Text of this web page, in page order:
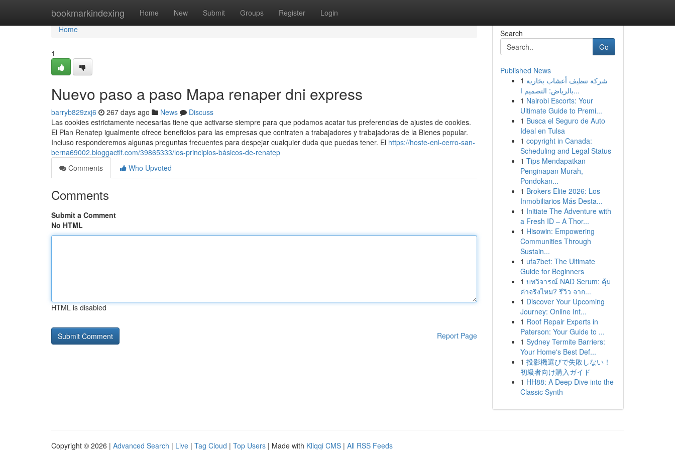
bookmarkindexing Home New Submit Groups Register Login
Home
Home
1
Nuevo paso a paso Mapa renaper dni express
barryb829zxj6 267 days ago News
Discuss
Las cookies estrictamente necesarias tiene que activarse siempre para que podamos acatar tus preferencias de ajustes de cookies.
El Plan Renatep igualmente ofrece beneficios para las empresas que contraten a trabajadores y trabajadoras de la Bienes popular.
Incluso responderemos algunas preguntas frecuentes para despejar‍ cualquier duda que ⁢puedas tener. El https://hoste-enl-cerro-san-
berna69002.bloggactif.com/39865333/los-principios-básicos-de-renatep
Comments
Who Upvoted
Comments
Submit a Comment
No HTML
HTML is disabled
Report Page
Search
Go
Published News
1 شركة تنظيف أعشاب بخارية
بالرياض: التصميم ا...
1 Nairobi Escorts: Your
Ultimate Guide to Premi...
1 Busca el Seguro de Auto
Ideal en Tulsa
1 copyright in Canada:
Scheduling and Legal Status
1 Tips Mendapatkan
Penginapan Murah,
Pondokan...
1 Brokers Elite 2026: Los
Inmobiliarios Más Desta...
1 Initiate The Adventure with
a Fresh ID – A Thor...
1 Hisowin: Empowering
Communities Through
Sustain...
1 ufa7bet: The Ultimate
Guide for Beginners
1 บทวิจารณ์ NAD Serum: คุ้ม
ค่าจริงไหม? รีวิว จาก...
1 Discover Your Upcoming
Journey: Online Int...
1 Roof Repair Experts in
Paterson: Your Guide to ...
1 Sydney Termite Barriers:
Your Home's Best Def...
1 投影機選びで失敗しない！
初級者向け購入ガイド
1 HH88: A Deep Dive into the
Classic Synth
Copyright © 2026 | Advanced Search | Live | Tag Cloud | Top Users | Made with Kliqqi CMS | All RSS Feeds